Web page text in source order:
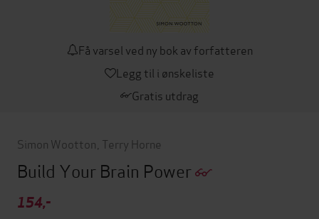
Få varsel ved ny bok av forfatteren
Legg til i ønskeliste
Gratis utdrag
Simon Wootton Terry Horne
Build Your Brain Power
154,-